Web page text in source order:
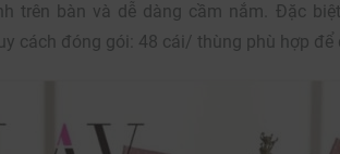
trên bàn và dễ dàng cầm nắm. Đặc
cách đóng gói: 48 cái/ thùng phù hợp để